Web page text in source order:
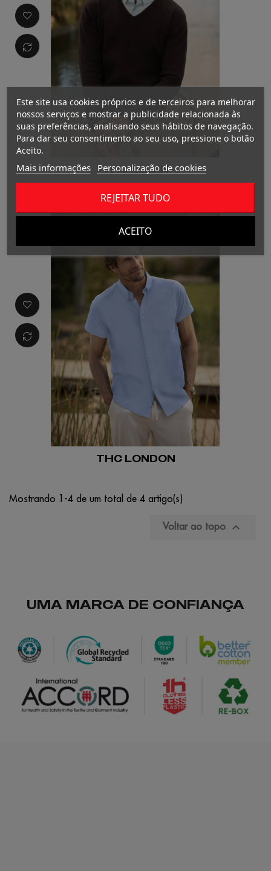
THC MILAN
THC LONDON
Mostrando 1-4 de um total de 4 artigo(s)
Voltar ao topo 
UMA MARCA DE CONFIANÇA
Este site usa cookies próprios e de terceiros para melhorar
nossos serviços e mostrar a publicidade relacionada às
suas preferências, analisando seus hábitos de navegação.
Para dar seu consentimento ao seu uso, pressione o botão
Aceito.
Mais informações Personalização de cookies
REJEITAR TUDO
ACEITO